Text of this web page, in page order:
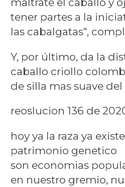
tener partes a la
las cabalgatas",
Y, por último, da la
caballo criollo
de silla mas suave
reoslucion 136 de
hoy ya la raza ya
patrimonio genetico
son economias
en nuestro gremio,